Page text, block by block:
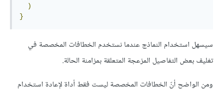
)
}
سيسهل استخدام النماذج عندما نستخدم الخطافات المخصصة في
تغليف بعض التفاصيل المزعجة المتعلقة بمزامنة الحالة.
ومن الواضح أنّ الخطافات المخصصة ليست فقط أداة لإعادة استخدام